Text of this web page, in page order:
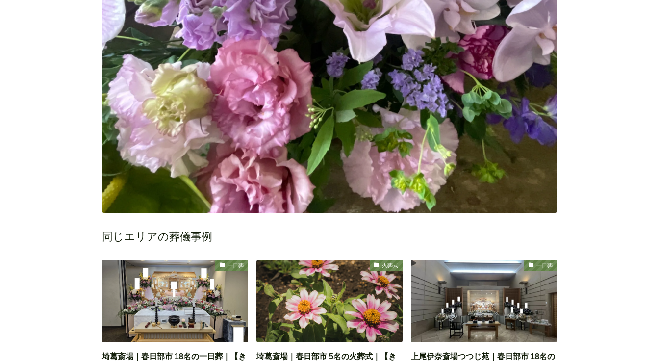
同じエリアの葬儀事例
一日葬
埼葛斎場｜春日部市 18名の一日葬｜【き
火葬式
埼葛斎場｜春日部市 5名の火葬式｜【き
一日葬
上尾伊奈斎場つつじ苑｜春日部市 18名の